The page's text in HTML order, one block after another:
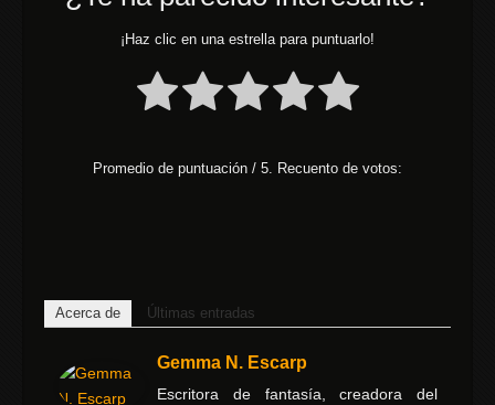
¡Haz clic en una estrella para puntuarlo!
Promedio de puntuación / 5. Recuento de votos:
Acerca de Últimas entradas
Gemma N. Escarp
Escritora de fantasía, creadora del